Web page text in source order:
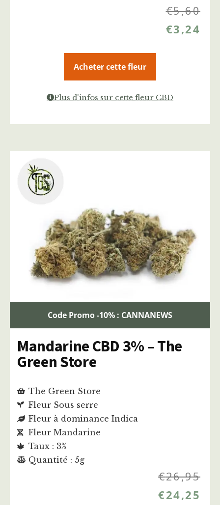
€5,60
€3,24
Acheter cette fleur
Plus d'infos sur cette fleur CBD
Code Promo -10% : CANNANEWS
Mandarine CBD 3% – The
Green Store
The Green Store
Fleur Sous serre
Fleur à dominance Indica
Fleur Mandarine
Taux : 3%
Quantité : 5g
€26,95
€24,25